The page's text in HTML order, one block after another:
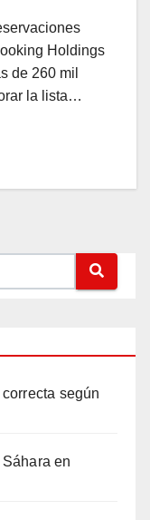
Holdings
de 260 mil
la lista…
según
en